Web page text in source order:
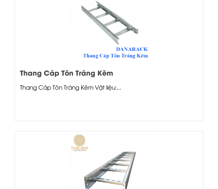
Thang Cáp Tôn Tráng Kẽm
Thang Cáp Tôn Tráng Kẽm Vật liệu:...